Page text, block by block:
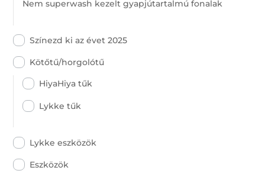
Nem superwash kezelt gyapjútartalmú fonalak
Színezd ki az évet 2025
Kötőtű/horgolótű
HiyaHiya tűk
Lykke tűk
Lykke eszközök
Eszközök